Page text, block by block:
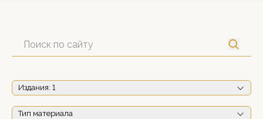
Издания: 1
Тип материала